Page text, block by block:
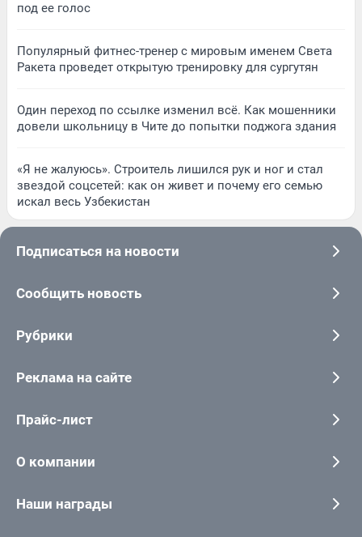
под ее голос
Популярный фитнес-тренер с мировым именем Света
Ракета проведет открытую тренировку для сургутян
Один переход по ссылке изменил всё. Как мошенники
довели школьницу в Чите до попытки поджога здания
«Я не жалуюсь». Строитель лишился рук и ног и стал
звездой соцсетей: как он живет и почему его семью
искал весь Узбекистан
Подписаться на новости
Сообщить новость
Рубрики
Реклама на сайте
Прайс-лист
О компании
Наши награды